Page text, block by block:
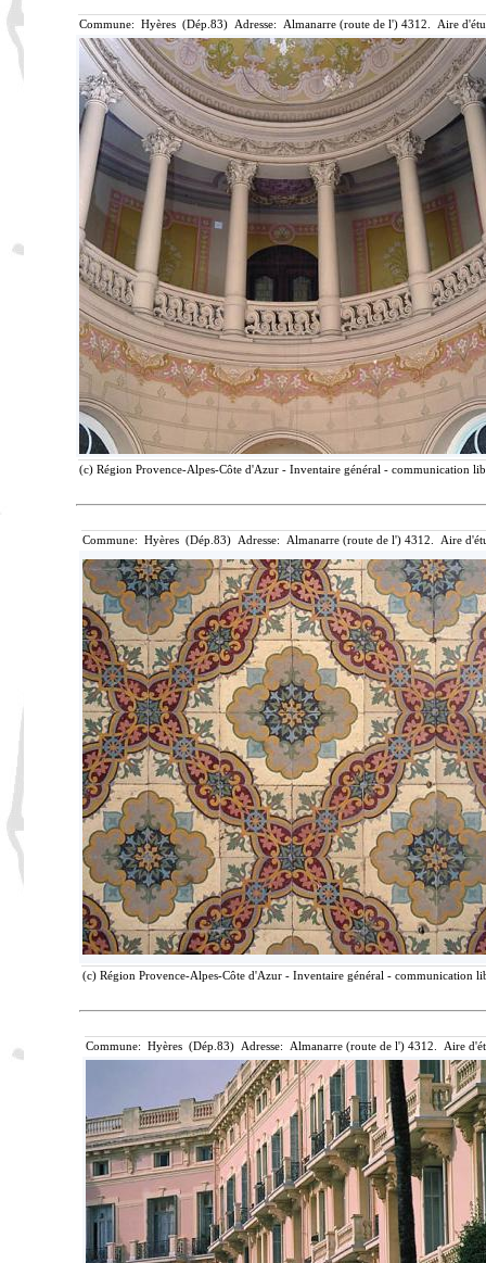
Commune: Hyères (Dép.83) Adresse: Almanarre (route de l') 4312. Aire
(c) Région Provence-Alpes-Côte d'Azur - Inventaire général - communication
Commune: Hyères (Dép.83) Adresse: Almanarre (route de l') 4312. Aire
(c) Région Provence-Alpes-Côte d'Azur - Inventaire général - communication
Commune: Hyères (Dép.83) Adresse: Almanarre (route de l') 4312. Aire